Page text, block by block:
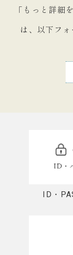
「もっと詳細
は、以下フ
ID・